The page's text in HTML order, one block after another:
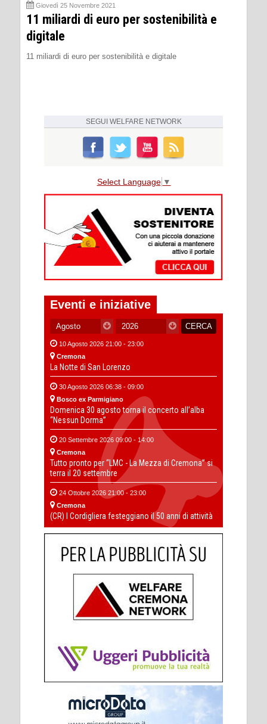
Giovedì 25 Novembre 2021
11 miliardi di euro per sostenibilità e
digitale
11 miliardi di euro per sostenibilità e digitale
SEGUI WELFARE NETWORK
Select Language ▼
Eventi e iniziative
10 Agosto 2026 21:00 - 23:00
Cremona
La Notte di San Lorenzo
30 Agosto 2026 06:38 - 09:00
Bosco ex Parmigiano
Domenica 30 agosto torna il concerto all’alba
“Nessun Dorma”
20 Settembre 2026 09:00 - 14:00
Cremona
Tutto pronto per “LMC - La Mezza di Cremona” si
terra il 20 settembre
24 Ottobre 2026 21:00 - 23:00
Cremona
(CR) I Cordigliera festeggiano il 50 anni di attività